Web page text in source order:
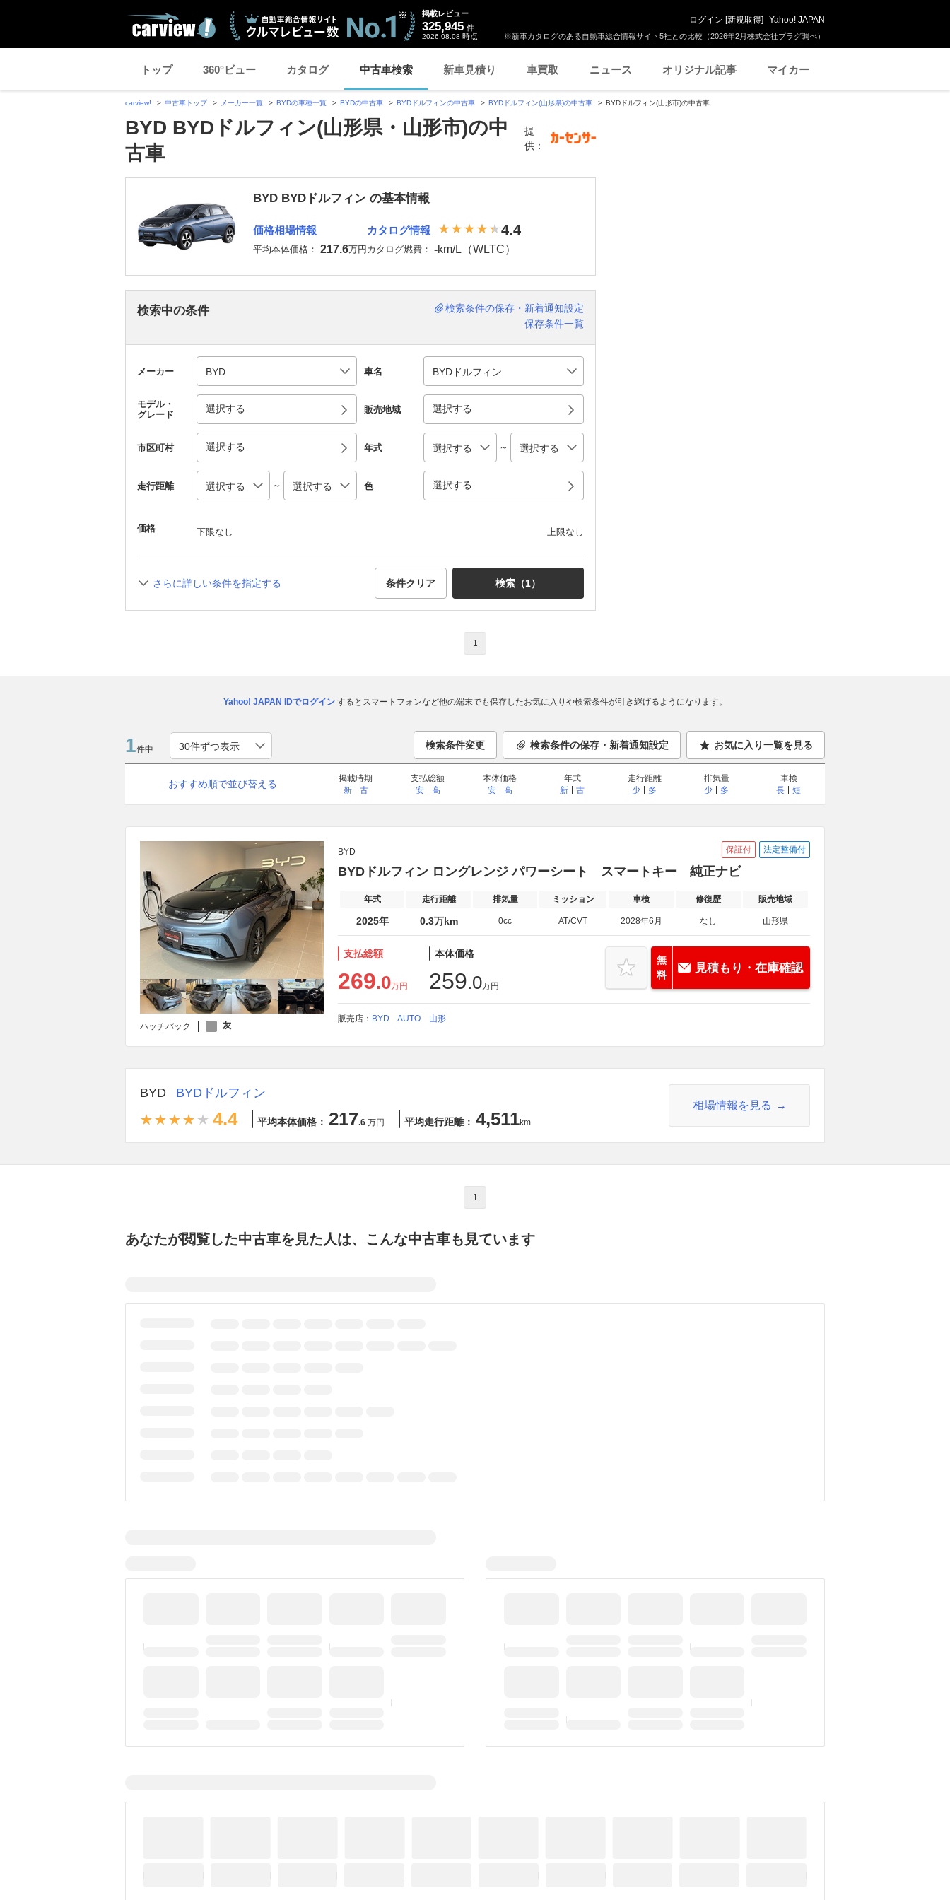
※新車カタログのある自動車総合情報サイト5社との比較（2026年2月株式会社プラグ調べ）
掲載レビュー
325,945 件
2026.08.08 時点
ログイン [新規取得] Yahoo! JAPAN
トップ 360°ビュー カタログ 中古車検索 新車見積り 車買取 ニュース オリジナル記事 マイカー
carview! 中古車トップ メーカー一覧 BYDの車種一覧 BYDの中古車 BYDドルフィンの中古車 BYDドルフィン(山形県)の中古車 BYDドルフィン(山形市)の中古車
BYD BYDドルフィン(山形県・山形市)の中
古車
提
供：
BYD BYDドルフィン の基本情報
価格相場情報
平均本体価格： 217.6万円
カタログ情報 4.4
カタログ燃費： -km/L（WLTC）
検索中の条件
検索条件の保存・新着通知設定
保存条件一覧
メーカー 車名
モデル・
グレード
選択する 販売地域 選択する
市区町村 選択する 年式 ～
走行距離 ～ 色 選択する
価格 下限なし 上限なし
さらに詳しい条件を指定する 条件クリア 検索（1）
1
Yahoo! JAPAN IDでログインするとスマートフォンなど他の端末でも保存したお気に入りや検索条件が引き継げるようになります。
1件中 検索条件変更 検索条件の保存・新着通知設定 お気に入り一覧を見る
おすすめ順で並び替える
掲載時期
新
古
支払総額
安
高
本体価格
安
高
年式
新
古
走行距離
少
多
排気量
少
多
車検
長
短
ハッチバック 灰
BYD 保証付 法定整備付
BYDドルフィン ロングレンジ パワーシート スマートキー 純正ナビ
年式 走行距離 排気量 ミッション 車検 修復歴 販売地域
2025年 0.3万km 0cc AT/CVT 2028年6月 なし 山形県
支払総額
269.0万円
本体価格
259.0万円
無
料
見積もり・在庫確認
販売店： BYD AUTO 山形
BYD BYDドルフィン
4.4 平均本体価格： 217.6 万円 平均走行距離： 4,511km
相場情報を見る
1
あなたが閲覧した中古車を見た人は、こんな中古車も見ています